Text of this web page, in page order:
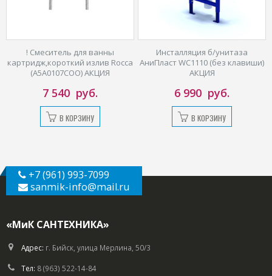
Rocca
Инсталляция б/унитаза
АниПласт WC1110 (без клавиши)
АКЦИЯ
6 990
В КОРЗИНУ
! Конвектор
Edisson Polo 1500м
1 990
В КОРЗИНУ
+7 (961) 993-7099
sanmik-info@mail.ru
«МиК САНТЕХНИКА»
Адрес: г. Бийск, улица Мерлина, 50/3
Тел: 8 (963) 522-14-84